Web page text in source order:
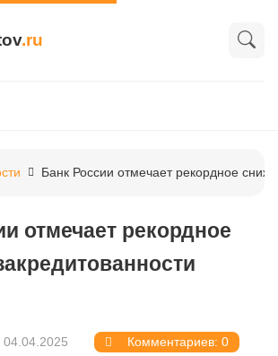
.ru
Банк России отмечает рекордное
отмечает рекордное
04.04.2025 Комментариев: 0